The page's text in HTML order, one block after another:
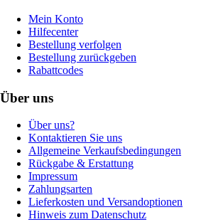
Mein Konto
Hilfecenter
Bestellung verfolgen
Bestellung zurückgeben
Rabattcodes
Über uns
Über uns?
Kontaktieren Sie uns
Allgemeine Verkaufsbedingungen
Rückgabe & Erstattung
Impressum
Zahlungsarten
Lieferkosten und Versandoptionen
Hinweis zum Datenschutz